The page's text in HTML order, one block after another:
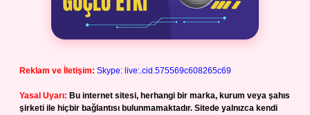
Reklam ve İletişim: Skype: live:.cid.575569c608265c69
Yasal Uyarı: Bu internet sitesi, herhangi bir marka, kurum veya şahıs
şirketi ile hiçbir bağlantısı bulunmamaktadır. Sitede yalnızca kendi